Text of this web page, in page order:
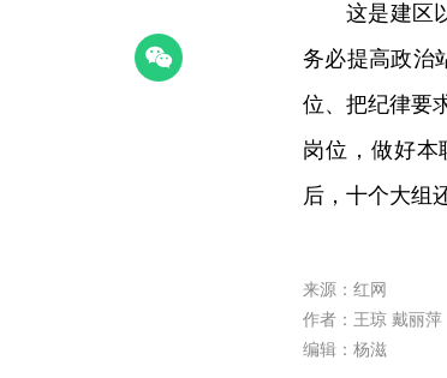
这是建区
务必提高政治
位、把纪律要
岗位，做好本
后，十个大组
来源：红网
作者：王琼 戴丽萍
编辑：杨滋